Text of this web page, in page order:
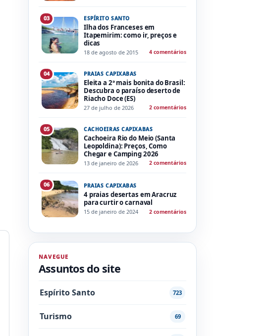
03 ESPÍRITO SANTO
Ilha dos Franceses em
Itapemirim: como ir, preços e
dicas
18 de agosto de 2015 4 comentários
04 PRAIAS CAPIXABAS
Eleita a 2ª mais bonita do Brasil:
Descubra o paraíso deserto de
Riacho Doce (ES)
27 de julho de 2026 2 comentários
05 CACHOEIRAS CAPIXABAS
Cachoeira Rio do Meio (Santa
Leopoldina): Preços, Como
Chegar e Camping 2026
13 de janeiro de 2026 2 comentários
06 PRAIAS CAPIXABAS
4 praias desertas em Aracruz
para curtir o carnaval
15 de janeiro de 2024 2 comentários
NAVEGUE
Assuntos do site
Espírito Santo 723
Turismo 69